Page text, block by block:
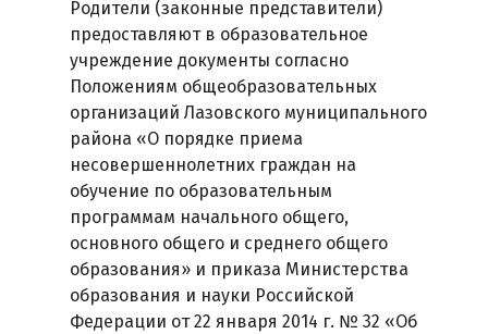
Родители (законные представители)
предоставляют в образовательное
учреждение документы согласно
Положениям общеобразовательных
организаций Лазовского муниципального
района «О порядке приема
несовершеннолетних граждан на
обучение по образовательным
программам начального общего,
основного общего и среднего общего
образования» и приказа Министерства
образования и науки Российской
Федерации от 22 января 2014 г. № 32 «Об